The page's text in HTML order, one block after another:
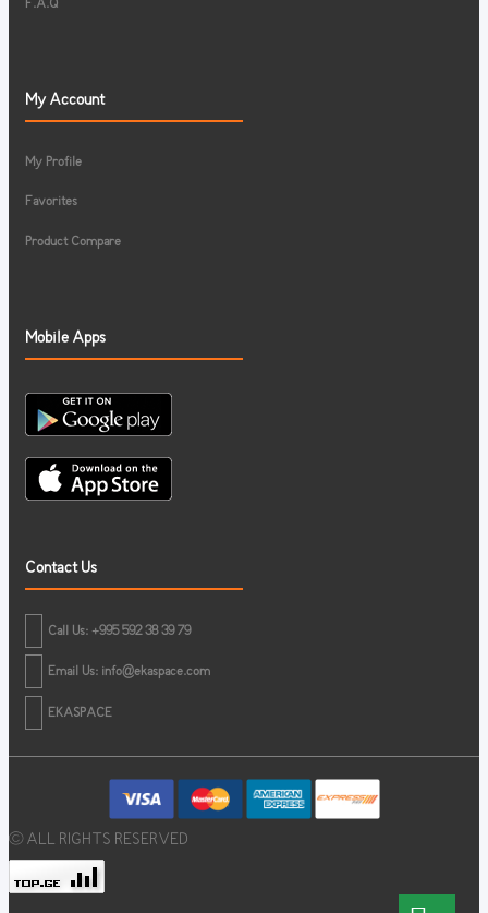
F.A.Q
My Account
My Profile
Favorites
Product Compare
Mobile Apps
Contact Us
Call Us: +995 592 38 39 79
Email Us: info@ekaspace.com
EKASPACE
© ALL RIGHTS RESERVED